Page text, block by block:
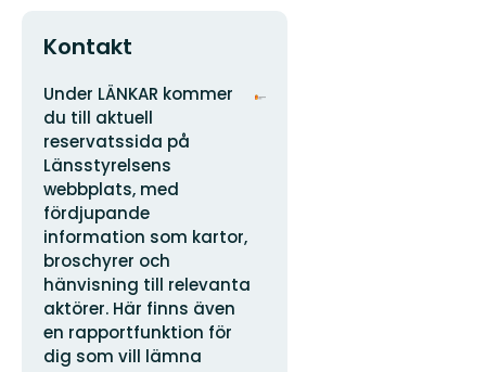
Kontakt
Adress
Under LÄNKAR kommer
du till aktuell
reservatssida på
Länsstyrelsens
webbplats, med
fördjupande
information som kartor,
broschyrer och
hänvisning till relevanta
aktörer. Här finns även
en rapportfunktion för
dig som vill lämna
Organisationens